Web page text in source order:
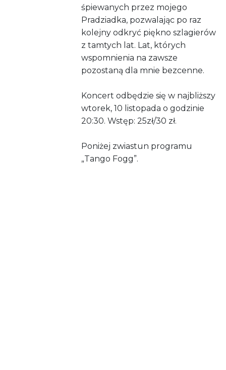
śpiewanych przez mojego
Pradziadka, pozwalając po raz
kolejny odkryć piękno szlagierów
z tamtych lat. Lat, których
wspomnienia na zawsze
pozostaną dla mnie bezcenne.
Koncert odbędzie się w najbliższy
wtorek, 10 listopada o godzinie
20:30. Wstęp: 25zł/30 zł.
Poniżej zwiastun programu
„Tango Fogg”.